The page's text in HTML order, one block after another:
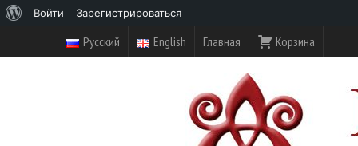
Русский English Главная Корзина
WordPress
Войти Зарегистрироваться